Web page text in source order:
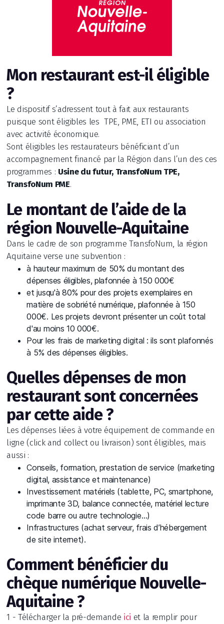
Mon restaurant est-il éligible
?
Le dispositif s’adressent tout à fait aux restaurants
puisque sont éligibles les TPE, PME, ETI ou association
avec activité économique.
Sont éligibles les restaurateurs bénéficiant d’un
accompagnement financé par la Région dans l’un des ces
programmes : Usine du futur, TransfoNum TPE,
TransfoNum PME.
Le montant de l’aide de la
région Nouvelle-Aquitaine
Dans le cadre de son programme TransfoNum, la région
Aquitaine verse une subvention :
à hauteur maximum de 50% du montant des
dépenses éligibles, plafonnée à 150 000€
et jusqu'à 80% pour des projets exemplaires en
matière de sobriété numérique, plafonnée à 150
000€. Les projets devront présenter un coût total
d'au moins 10 000€.
Pour les frais de marketing digital : ils sont plafonnés
à 5% des dépenses éligibles.
Quelles dépenses de mon
restaurant sont concernées
par cette aide ?
Les dépenses liées à votre équipement de commande en
ligne (click and collect ou livraison) sont éligibles, mais
aussi :
Conseils, formation, prestation de service (marketing
digital, assistance et maintenance)
Investissement matériels (tablette, PC, smartphone,
imprimante 3D, balance connectée, matériel lecture
code barre ou autre technologie…)
Infrastructures (achat serveur, frais d’hébergement
de site internet).
Comment bénéficier du
chèque numérique Nouvelle-
Aquitaine ?
1 - Télécharger la pré-demande ici et la remplir pour